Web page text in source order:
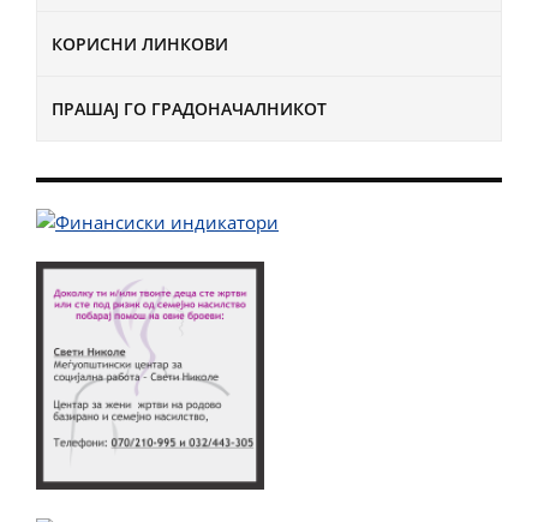
КОРИСНИ ЛИНКОВИ
ПРАШАЈ ГО ГРАДОНАЧАЛНИКОТ